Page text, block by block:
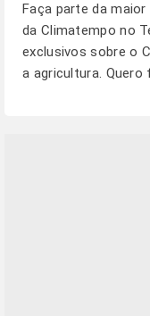
Faça parte da maior
da Climatempo no
exclusivos sobre o
a agricultura. Quero